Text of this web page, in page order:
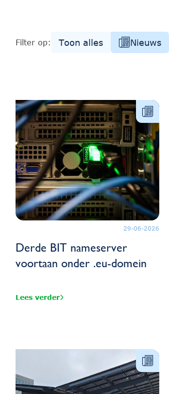
Filter op: Toon alles Nieuws
29-06-2026
Derde BIT nameserver
voortaan onder .eu-domein
Lees verder